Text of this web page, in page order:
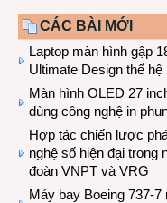
CÁC BÀI MỚI
Laptop màn hình gập
Ultimate Design thế
Màn hình OLED 27
dùng công nghệ in
Hợp tác chiến lược
nghệ số hiện đại trong
đoàn VNPT và VRG
Máy bay Boeing 737-